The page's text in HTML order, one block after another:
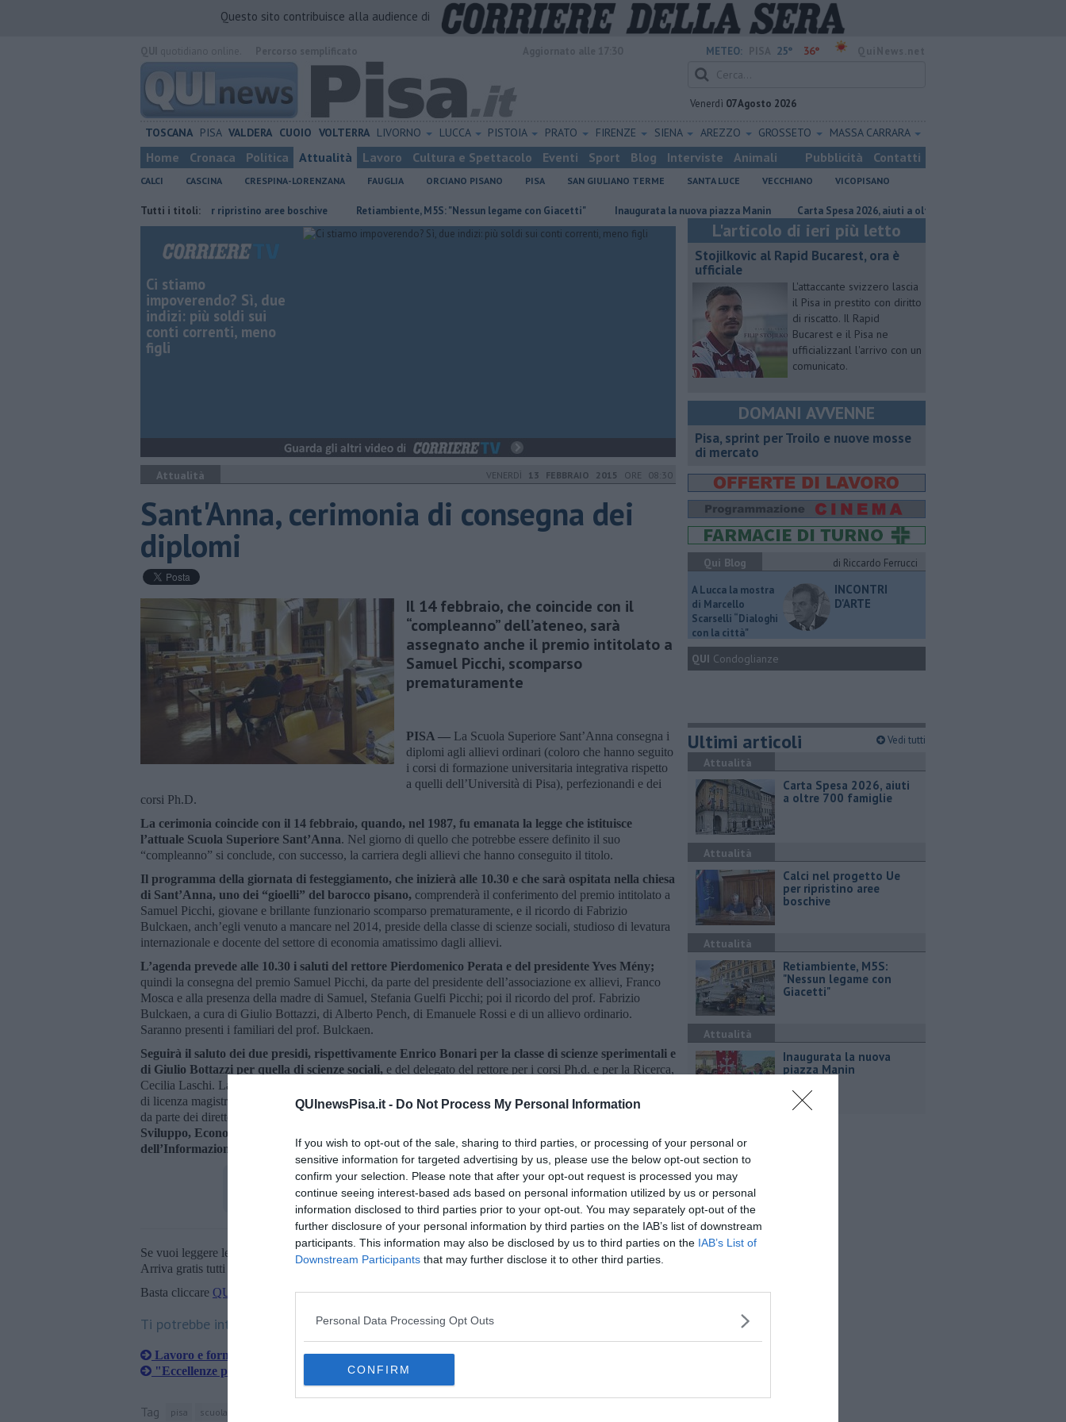
QUInewsPisa.it - Do Not Process My Personal Information
If you wish to opt-out of the sale, sharing to third parties, or processing of your personal or
sensitive information for targeted advertising by us, please use the below opt-out section to
confirm your selection. Please note that after your opt-out request is processed you may
continue seeing interest-based ads based on personal information utilized by us or personal
information disclosed to third parties prior to your opt-out. You may separately opt-out of the
further disclosure of your personal information by third parties on the IAB’s list of downstream
participants. This information may also be disclosed by us to third parties on the IAB’s List of
Downstream Participants that may further disclose it to other third parties.
Personal Data Processing Opt Outs
CONFIRM
Questo sito contribuisce alla audience di
METEO: 25° 36°
Venerdì 07 Agosto 2026
TOSCANA PISA VALDERA CUOIO VOLTERRA LIVORNO LUCCA PISTOIA PRATO FIRENZE SIENA AREZZO GROSSETO MASSA CARRARA
Home Cronaca Politica Attualità Lavoro Cultura e Spettacolo Eventi Sport Blog Interviste Animali Pubblicità Contatti
CALCI CASCINA CRESPINA-LORENZANA FAUGLIA ORCIANO PISANO PISA SAN GIULIANO TERME SANTA LUCE VECCHIANO VICOPISANO
Tutti i titoli:
Calci nel progetto Ue per ripristino aree boschive Retiambiente, M5S: "Nessun legame con Giacetti" Inaugurata la nuova piazza Manin Carta Spesa 2026, aiuti a oltre 700 famiglie
Ci stiamo
impoverendo? Sì, due
indizi: più soldi sui
conti correnti, meno
figli
Attualità VENERDÌ 13 FEBBRAIO 2015 ORE 08:30
Sant'Anna, cerimonia di consegna dei
diplomi
Il 14 febbraio, che coincide con il
“compleanno” dell’ateneo, sarà
assegnato anche il premio intitolato a
Samuel Picchi, scomparso
prematuramente
PISA — La Scuola Superiore Sant’Anna consegna i
diplomi agli allievi ordinari (coloro che hanno seguito
i corsi di formazione universitaria integrativa rispetto
a quelli dell’Università di Pisa), perfezionandi e dei
corsi Ph.D.
La cerimonia coincide con il 14 febbraio, quando, nel 1987, fu emanata la legge che istituisce
l’attuale Scuola Superiore Sant’Anna. Nel giorno di quello che potrebbe essere definito il suo
“compleanno” si conclude, con successo, la carriera degli allievi che hanno conseguito il titolo.
Il programma della giornata di festeggiamento, che inizierà alle 10.30 e che sarà ospitata nella chiesa
di Sant’Anna, uno dei “gioelli” del barocco pisano, comprenderà il conferimento del premio intitolato a
Samuel Picchi, giovane e brillante funzionario scomparso prematuramente, e il ricordo di Fabrizio
Bulckaen, anch’egli venuto a mancare nel 2014, preside della classe di scienze sociali, studioso di levatura
internazionale e docente del settore di economia amatissimo dagli allievi.
L’agenda prevede alle 10.30 i saluti del rettore Pierdomenico Perata e del presidente Yves Mény;
quindi la consegna del premio Samuel Picchi, da parte del presidente dell’associazione ex allievi, Franco
Mosca e alla presenza della madre di Samuel, Stefania Guelfi Picchi; poi il ricordo del prof. Fabrizio
Bulckaen, a cura di Giulio Bottazzi, di Alberto Pench, di Emanuele Rossi e di un allievo ordinario.
Saranno presenti i familiari del prof. Bulckaen.
Seguirà il saluto dei due presidi, rispettivamente Enrico Bonari per la classe di scienze sperimentali e
di Giulio Bottazzi per quella di scienze sociali, e del delegato del rettore per i corsi Ph.d. e per la Ricerca,
Cecilia Laschi. La mattinata si concluderà con il momento più atteso, la consegna dei diplomi di licenza e
di licenza magistrale da parte dei presidi Enrico Bonari e Giulio Bottazzi, e la consegna dei diplomi Ph.D.
da parte dei direttori dei sei istituti della Scuola Superiore Sant’Anna
Sviluppo, Economia, Management, Scienze della Vita, Tecnologie della Comunicazione,
dell’Informazione, della Percezione.
Se vuoi leggere le notizie principali della Toscana iscriviti alla
Newsletter QUInews - ToscanaMedia.
Arriva gratis tutti i giorni alle 20:00 direttamente nella tua casella di posta.
Basta cliccare QUI
Ti potrebbe interessare anche:
Lavoro e formazione col Sant'Anna Job Fair
"Eccellenze pisane" alla Start Cup Toscana
Tag pisa scuola superiore sant'anna
L'articolo di ieri più letto
Stojilkovic al Rapid Bucarest, ora è
ufficiale
L'attaccante svizzero lascia
il Pisa in prestito con diritto
di riscatto. Il Rapid
Bucarest e il Pisa ne
ufficializzanl l'arrivo con un
comunicato.
DOMANI AVVENNE
Pisa, sprint per Troilo e nuove mosse
di mercato
Qui Blog
di Riccardo Ferrucci
A Lucca la mostra
di Marcello
Scarselli “Dialoghi
con la città"
INCONTRI
D'ARTE
QUI Condoglianze
Ultimi articoli Vedi tutti
Attualità
Carta Spesa 2026, aiuti
a oltre 700 famiglie
Attualità
Calci nel progetto Ue
per ripristino aree
boschive
Attualità
Retiambiente, M5S:
"Nessun legame con
Giacetti"
Attualità
Inaugurata la nuova
piazza Manin